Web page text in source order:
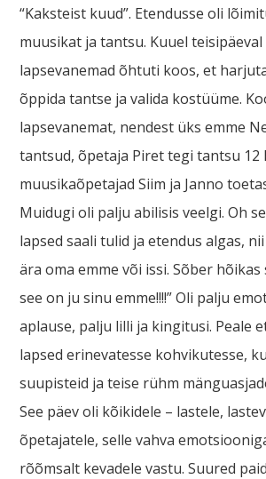
“Kaksteist kuud”. Etendusse oli
muusikat ja tantsu. Kuuel teisipäeval
lapsevanemad õhtuti koos, et
õppida tantse ja valida kostüüme.
lapsevanemat, nendest üks emme
tantsud, õpetaja Piret tegi tantsu 12
muusikaõpetajad Siim ja Janno
Muidugi oli palju abilisis veelgi. Oh
lapsed saali tulid ja etendus algas,
ära oma emme või issi. Sõber hõikas
see on ju sinu emme!!!!” Oli palju
aplause, palju lilli ja kingitusi. Peale
lapsed erinevatesse kohvikutesse,
suupisteid ja teise rühm
See päev oli kõikidele – lastele,
õpetajatele, selle vahva
rõõmsalt kevadele vastu. Suured